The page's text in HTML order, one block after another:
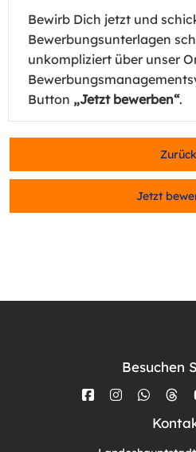
Bewirb Dich jetzt und
Bewerbungsunterlagen
unkompliziert über unser
Button „Jetzt bewerben“.
Zurück
Jetzt
Besuchen